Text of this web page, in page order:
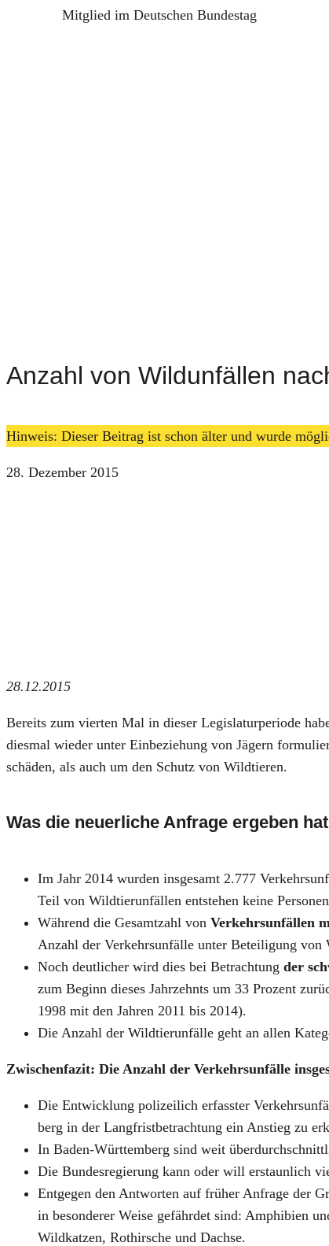
Mitglied im Deutschen Bundestag
Anzahl von Wildunfällen
Hinweis: Dieser Beitrag ist schon älter und wurde
28. Dezember 2015
28.12.2015
Bereits zum vier­ten Mal in die­ser Legis­la­tur­pe­ri­ode
dies­mal wie­der unter Ein­be­zie­hung von Jägern
schä­den, als auch um den Schutz von Wild­tie­ren.
Was die neuerliche Anfrage ergeben hat
Im Jahr 2014 wur­den ins­ge­samt 2.777
Teil von Wild­tier­un­fäl­len ent­ste­hen kei­ne
Wäh­rend die Gesamt­zahl von Ver­kehrs­un­fäl­len
Anzahl der Ver­kehrs­un­fäl­le unter Betei­li­gung von
Noch deut­li­cher wird dies bei Betrach­tung der
zum Beginn die­ses Jahr­zehnts um 33 Pro­zent
1998 mit den Jah­ren 2011 bis 2014).
Die Anzahl der Wild­tier­un­fäl­le geht an allen
Zwi­schen­fa­zit: Die Anzahl der Ver­kehrs­un­fäl­le
Die Ent­wick­lung poli­zei­lich erfass­ter
berg in der Lang­frist­be­trach­tung ein Anstieg zu
In Baden-Würt­tem­berg sind weit
Die Bun­des­re­gie­rung kann oder will erstaun­lich
Ent­ge­gen den Ant­wor­ten auf frü­her Anfra­ge der
in beson­de­rer Wei­se gefähr­det sind: Amphi­bi­en
Wild­kat­zen, Rot­hir­sche und Dach­se.